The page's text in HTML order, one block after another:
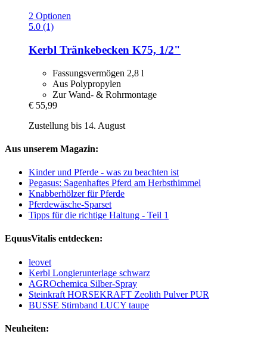
2 Optionen
5.0 (1)
Kerbl Tränkebecken K75, 1/2"
Fassungsvermögen 2,8 l
Aus Polypropylen
Zur Wand- & Rohrmontage
€ 55,99
Zustellung bis 14. August
Aus unserem Magazin:
Kinder und Pferde - was zu beachten ist
Pegasus: Sagenhaftes Pferd am Herbsthimmel
Knabberhölzer für Pferde
Pferdewäsche-Sparset
Tipps für die richtige Haltung - Teil 1
EquusVitalis entdecken:
leovet
Kerbl Longierunterlage schwarz
AGROchemica Silber-Spray
Steinkraft HORSEKRAFT Zeolith Pulver PUR
BUSSE Stirnband LUCY taupe
Neuheiten: